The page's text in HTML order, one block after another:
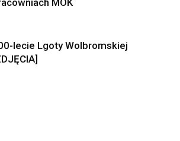
lecie Lgoty Wolbromskiej